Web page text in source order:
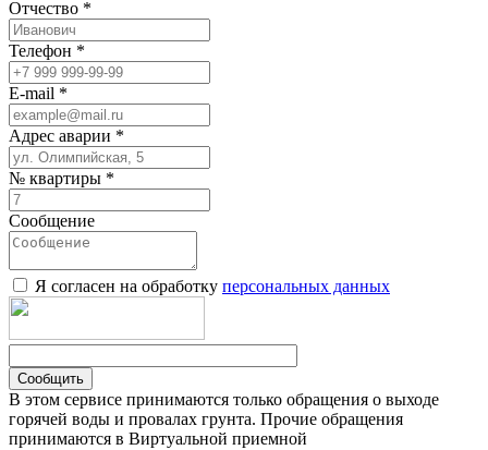
Отчество *
Телефон *
E-mail *
Адрес аварии *
№ квартиры *
Сообщение
Я согласен на обработку персональных данных
Сообщить
В этом сервисе принимаются только обращения о выходе
горячей воды и провалах грунта. Прочие обращения
принимаются в Виртуальной приемной